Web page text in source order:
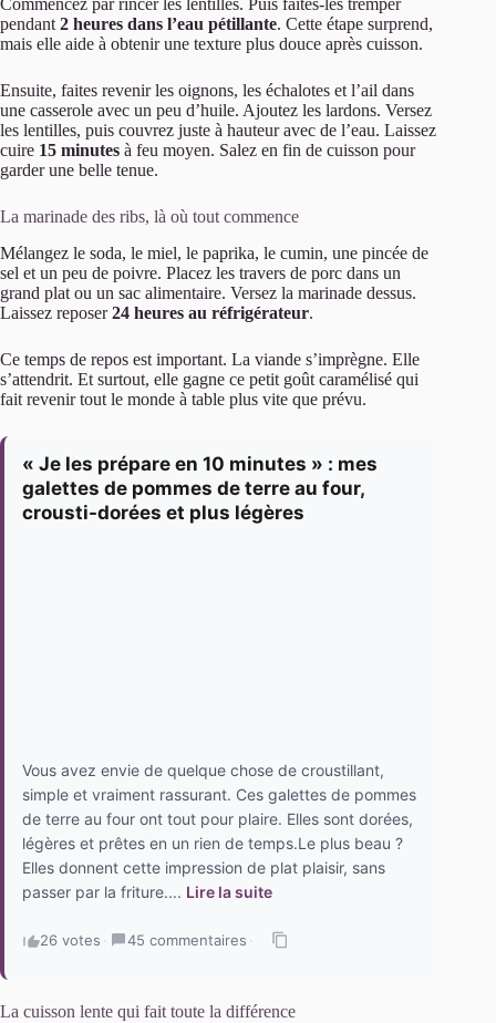
pendant 2 heures dans l’eau pétillante. Cette étape surprend,
mais elle aide à obtenir une texture plus douce après cuisson.
Ensuite, faites revenir les oignons, les échalotes et l’ail dans
une casserole avec un peu d’huile. Ajoutez les lardons. Versez
les lentilles, puis couvrez juste à hauteur avec de l’eau. Laissez
cuire 15 minutes à feu moyen. Salez en fin de cuisson pour
garder une belle tenue.
La marinade des ribs, là où tout commence
Mélangez le soda, le miel, le paprika, le cumin, une pincée de
sel et un peu de poivre. Placez les travers de porc dans un
grand plat ou un sac alimentaire. Versez la marinade dessus.
Laissez reposer24 heures au réfrigérateur.
Ce temps de repos est important. La viande s’imprègne. Elle
s’attendrit. Et surtout, elle gagne ce petit goût caramélisé qui
fait revenir tout le monde à table plus vite que prévu.
« Je les prépare en 10 minutes » : mes
galettes de pommes de terre au four,
crousti-dorées et plus légères
Vous avez envie de quelque chose de croustillant,
simple et vraiment rassurant. Ces galettes de pommes
de terre au four ont tout pour plaire. Elles sont dorées,
légères et prêtes en un rien de temps.Le plus beau ?
Elles donnent cette impression de plat plaisir, sans
passer par la friture.... Lire la suite
26 votes · 45 commentaires ·
La cuisson lente qui fait toute la différence